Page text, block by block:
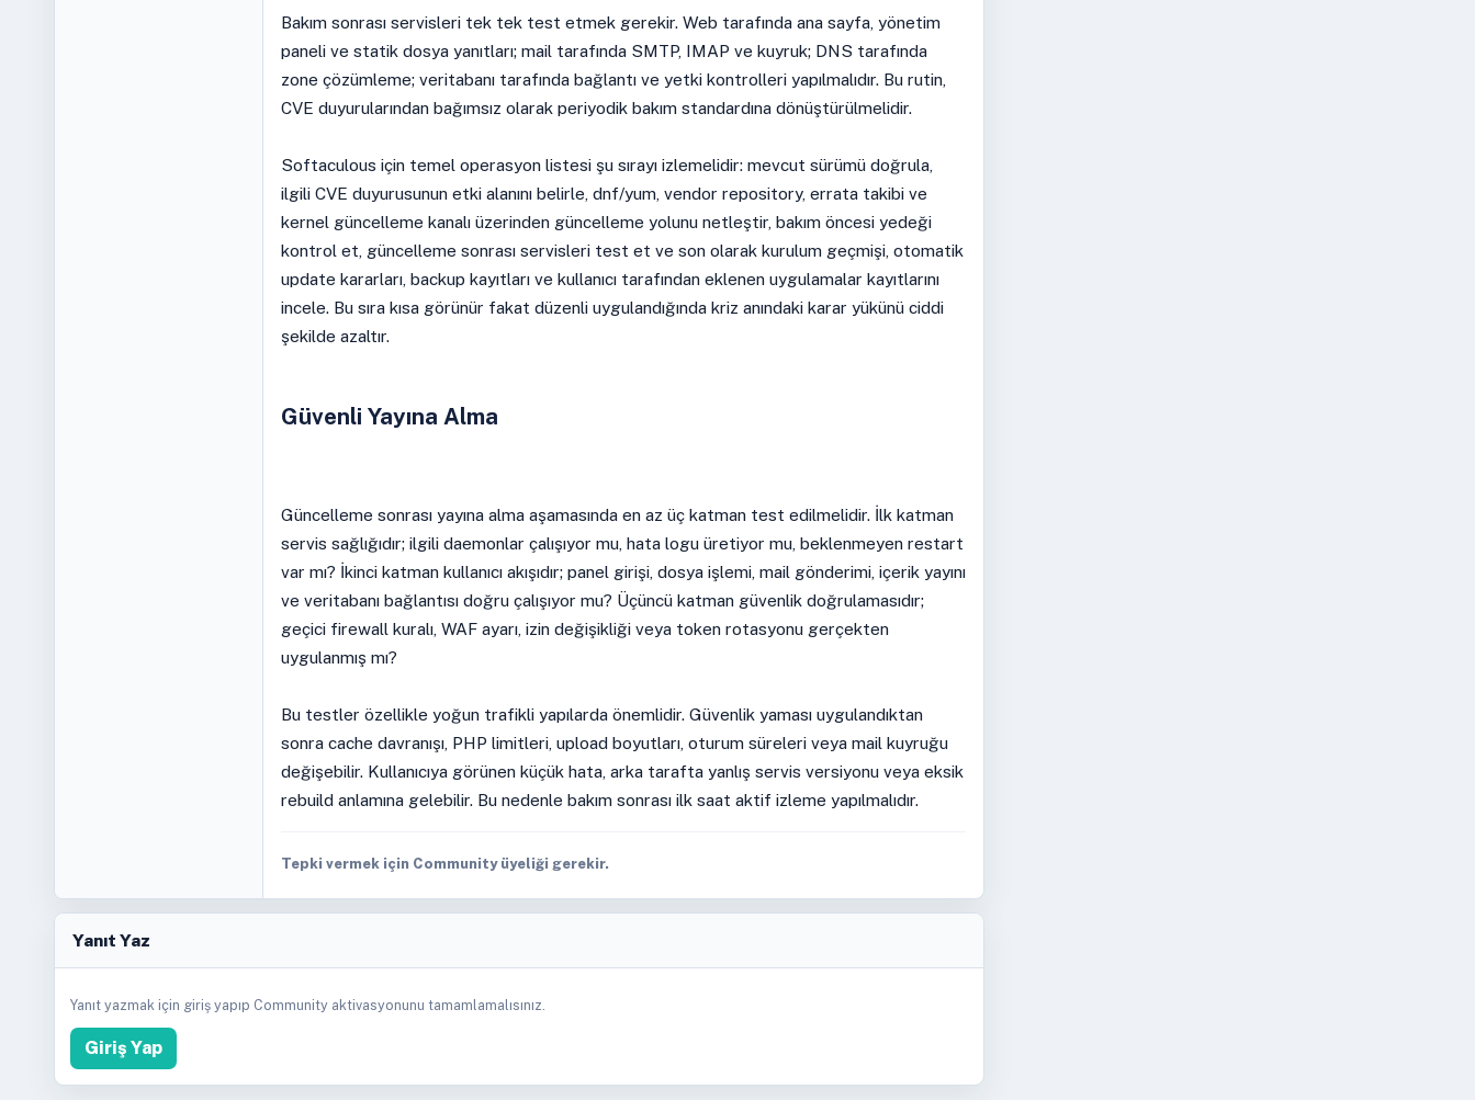
Bakım sonrası servisleri tek tek test etmek gerekir. Web tarafında ana sayfa, yönetim
paneli ve statik dosya yanıtları; mail tarafında SMTP, IMAP ve kuyruk; DNS tarafında
zone çözümleme; veritabanı tarafında bağlantı ve yetki kontrolleri yapılmalıdır. Bu rutin,
CVE duyurularından bağımsız olarak periyodik bakım standardına dönüştürülmelidir.
Softaculous için temel operasyon listesi şu sırayı izlemelidir: mevcut sürümü doğrula,
ilgili CVE duyurusunun etki alanını belirle, dnf/yum, vendor repository, errata takibi ve
kernel güncelleme kanalı üzerinden güncelleme yolunu netleştir, bakım öncesi yedeği
kontrol et, güncelleme sonrası servisleri test et ve son olarak kurulum geçmişi, otomatik
update kararları, backup kayıtları ve kullanıcı tarafından eklenen uygulamalar kayıtlarını
incele. Bu sıra kısa görünür fakat düzenli uygulandığında kriz anındaki karar yükünü ciddi
şekilde azaltır.
Güvenli Yayına Alma
Güncelleme sonrası yayına alma aşamasında en az üç katman test edilmelidir. İlk katman
servis sağlığıdır; ilgili daemonlar çalışıyor mu, hata logu üretiyor mu, beklenmeyen restart
var mı? İkinci katman kullanıcı akışıdır; panel girişi, dosya işlemi, mail gönderimi, içerik yayını
ve veritabanı bağlantısı doğru çalışıyor mu? Üçüncü katman güvenlik doğrulamasıdır;
geçici firewall kuralı, WAF ayarı, izin değişikliği veya token rotasyonu gerçekten
uygulanmış mı?
Bu testler özellikle yoğun trafikli yapılarda önemlidir. Güvenlik yaması uygulandıktan
sonra cache davranışı, PHP limitleri, upload boyutları, oturum süreleri veya mail kuyruğu
değişebilir. Kullanıcıya görünen küçük hata, arka tarafta yanlış servis versiyonu veya eksik
rebuild anlamına gelebilir. Bu nedenle bakım sonrası ilk saat aktif izleme yapılmalıdır.
Tepki vermek için Community üyeliği gerekir.
Yanıt Yaz
Yanıt yazmak için giriş yapıp Community aktivasyonunu tamamlamalısınız.
Giriş Yap